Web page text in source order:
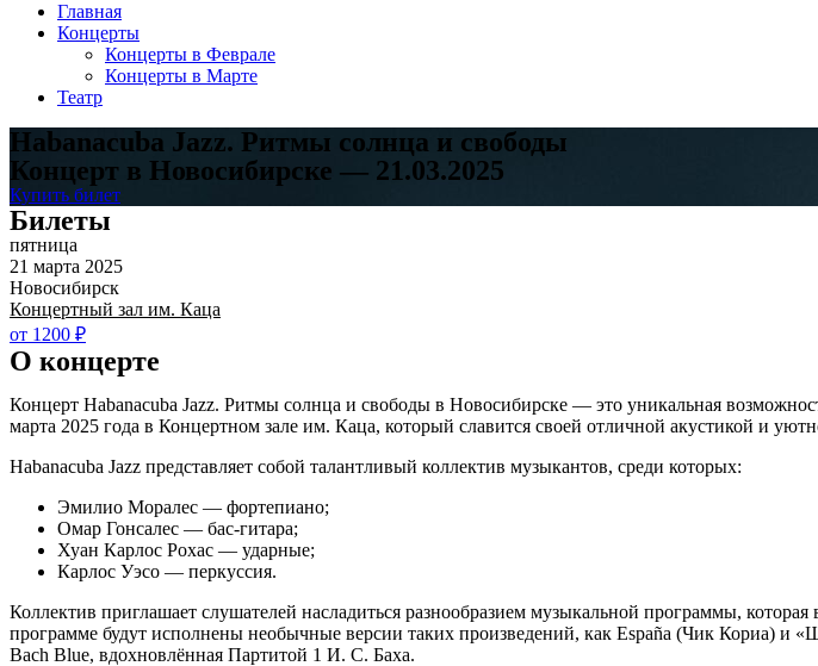
Главная
Концерты
Концерты в Феврале
Концерты в Марте
Театр
Habanacuba Jazz. Ритмы солнца и свободы
Концерт в Новосибирске — 21.03.2025
Купить билет
Билеты
пятница
21 марта 2025
Новосибирск
Концертный зал им. Каца
от 1200 ₽
О концерте
Концерт Habanacuba Jazz. Ритмы солнца и свободы в Новосибирске — это уникальная
марта 2025 года в Концертном зале им. Каца, который славится своей отличной акустикой и
Habanacuba Jazz представляет собой талантливый коллектив музыкантов, среди которых:
Эмилио Моралес — фортепиано;
Омар Гонсалес — бас-гитара;
Хуан Карлос Рохас — ударные;
Карлос Уэсо — перкуссия.
Коллектив приглашает слушателей насладиться разнообразием музыкальной программы,
программе будут исполнены необычные версии таких произведений, как España (Чик Кориа) и
Bach Blue, вдохновлённая Партитой 1 И. С. Баха.